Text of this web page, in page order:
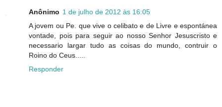
Anônimo 1 de julho de 2012 às 16:05
A jovem ou Pe. que vive o celibato e de Livre e espontánea
vontade, pois para seguir ao nosso Senhor Jesuscristo e
necessario largar tudo as coisas do mundo, contruir o
Roino do Ceus.....
Responder